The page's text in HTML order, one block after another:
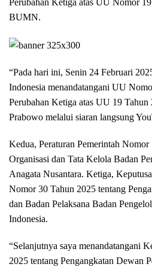
Perubahan Ketiga atas UU Nomor
BUMN.
“Pada hari ini, Senin 24 Februari
Indonesia menandatangani UU
Perubahan Ketiga atas UU 19
Prabowo melalui siaran langsung
Kedua, Peraturan Pemerintah
Organisasi dan Tata Kelola Badan
Anagata Nusantara. Ketiga,
Nomor 30 Tahun 2025 tentang
dan Badan Pelaksana Badan
Indonesia.
“Selanjutnya saya menandatangani
2025 tentang Pengangkatan Dewan